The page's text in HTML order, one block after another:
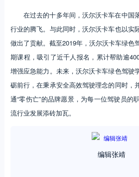
在过去的十多年间，沃尔沃卡车在中国
行业的腾飞。与此同时，沃尔沃卡车也以实
做出了贡献。截至2019年，沃尔沃卡车绿色
期课程，吸引了近千人报名，累计帮助逾
增强应急能力。未来，沃尔沃卡车绿色驾驶
砺前行，在秉承安全高效驾驶理念的同时，
通“零伤亡”的品牌愿景，为每一位驾驶员的
流行业发展添砖加瓦。
编辑张靖